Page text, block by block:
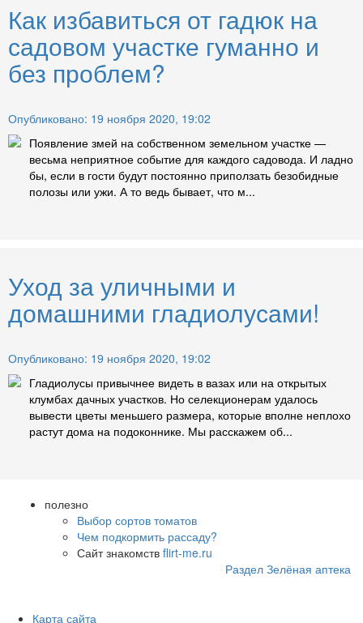
Как избавиться от гадюк на
садовом участке гуманно и
без проблем?
Опубликовано: 19 ноября 2020, 19:02
Появление змей на собственном земельном участке —
весьма неприятное событие для каждого садовода. И ладно
бы, если в гости будут постоянно приползать безобидные
полозы или ужи. А то ведь бывает, что м...
Уход за уличными и
домашними гладиолусами!
Опубликовано: 19 ноября 2020, 19:02
Гладиолусы привычнее видеть в вазах или на открытых
клумбах дачных участков. Но селекционерам удалось
вывести цветы меньшего размера, которые вполне неплохо
растут дома на подоконнике. Мы расскажем об...
полезно
Выбор сортов томатов
Чем подкормить рассаду?
Сайт знакомств flirt-me.ru
Раздел Зелёная аптека
Карта сайта